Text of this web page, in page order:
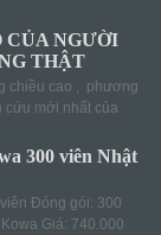
CỦA NGƯỜI
THẬT
chiều cao , phương
cứu mới nhất của
300 viên Nhật
Đóng gói: 300
Giá: 740.000